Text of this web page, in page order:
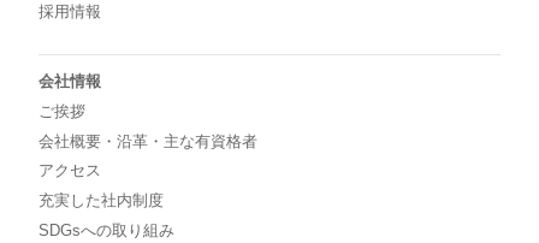
採用情報
会社情報
ご挨拶
会社概要・沿革・主な有資格者
アクセス
充実した社内制度
SDGsへの取り組み